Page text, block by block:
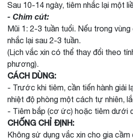
Sau 10-14 ngày, tiêm nhắc lại một
- Chim cút:
Mũi 1: 2-3 tuần tuổi. Nếu trong
nhắc lại sau 2-3 tuần.
(Lịch vắc xin có thể thay đổi theo
phương).
CÁCH DÙNG:
- Trước khi tiêm, cần tiến hành giải
nhiệt độ phòng một cách tự nhiên,
- Tiêm bắp (cơ ức) hoặc tiêm dưới
CHỐNG CHỈ ĐỊNH:
Không sử dụng vắc xin cho gia cầm